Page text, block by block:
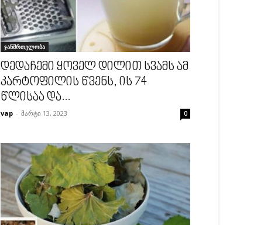
ჯანმრთელობა
დედაჩემი ყოველ დილით სვამს ამ
კარტოფილის წვენს, ის 74
წლისაა და...
vap - მარტი 13, 2023 0